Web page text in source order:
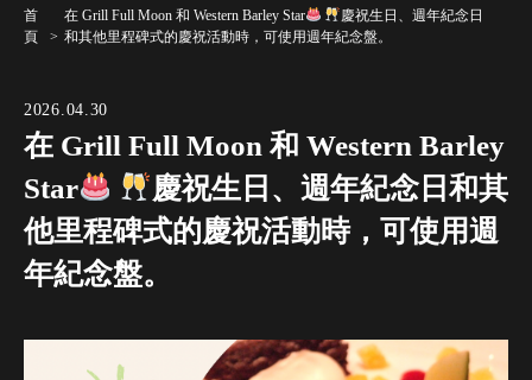
首
頁
在 Grill Full Moon 和 Western Barley Star
慶祝生日、週年紀念日
和其他里程碑式的慶祝活動時，可使用週年紀念盤。
2026.04.30
在 Grill Full Moon 和 Western Barley
Star
慶祝生日、週年紀念日和其
他里程碑式的慶祝活動時，可使用週
年紀念盤。